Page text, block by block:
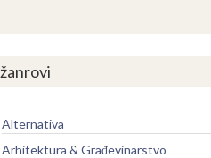
žanrovi
Alternativa
Arhitektura & Građevinarstvo